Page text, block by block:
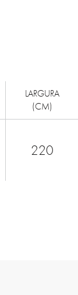
LARGURA
(CM)
220